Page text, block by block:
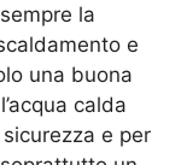
la
e
una buona
calda
e per